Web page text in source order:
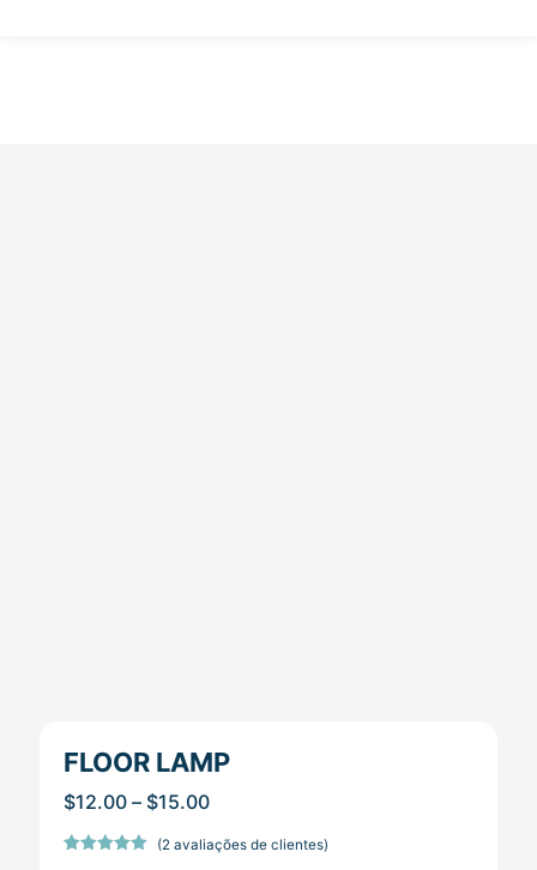
FLOOR LAMP
$12.00 – $15.00Price
$12.00
(2 avaliações de clientes)